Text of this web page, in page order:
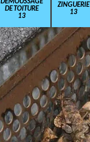
DÉMOUSSAGE
DE TOITURE
13
ZINGUERIE
13